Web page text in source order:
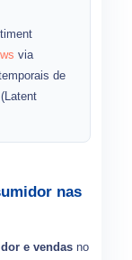
via
de
nas
e vendas no